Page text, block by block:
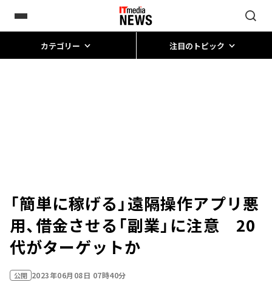
カテゴリー 注目のトピック
「簡単に稼げる」遠隔操作アプリ悪
用、借金させる「副業」に注意 20
代がターゲットか
公開 2023年06月08日 07時40分